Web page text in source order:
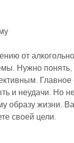
от
Нужно понять,
Главное
и неудачи. Но
образу жизни.
своей цели.